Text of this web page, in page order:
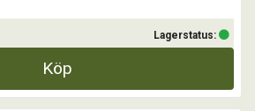
Lagerstatus:
Köp